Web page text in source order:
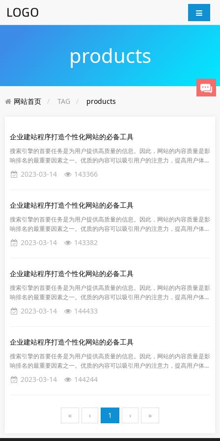
products
网站首页 TAG products
企业建站程序打造个性化网站的必备工具
搜索引擎的首要任务是为用户提供高质量的信息。因此，网站的内容质量是影
响排名的最重要因素之一。优质的内容可以吸引用户的注意力，提高用户体验
和留存率，同时也能提高网站的信誉度和权威性。...
2023-03-14 143366
企业建站程序打造个性化网站的必备工具
搜索引擎的首要任务是为用户提供高质量的信息。因此，网站的内容质量是影
响排名的最重要因素之一。优质的内容可以吸引用户的注意力，提高用户体验
和留存率，同时也能提高网站的信誉度和权威性。...
2023-03-14 143382
企业建站程序打造个性化网站的必备工具
搜索引擎的首要任务是为用户提供高质量的信息。因此，网站的内容质量是影
响排名的最重要因素之一。优质的内容可以吸引用户的注意力，提高用户体验
和留存率，同时也能提高网站的信誉度和权威性。...
2023-03-14 144433
企业建站程序打造个性化网站的必备工具
搜索引擎的首要任务是为用户提供高质量的信息。因此，网站的内容质量是影
响排名的最重要因素之一。优质的内容可以吸引用户的注意力，提高用户体验
和留存率，同时也能提高网站的信誉度和权威性。...
2023-03-14 144244
« ‹ 1 › »